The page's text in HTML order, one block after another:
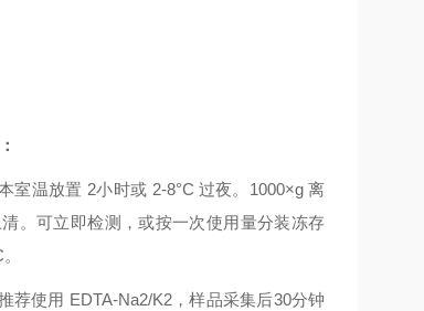
室温放置 2小时或 2-8°C 过夜。1000×g 离
。可立即检测，或按一次使用量分装冻存
荐使用 EDTA-Na2/K2，样品采集后30分钟